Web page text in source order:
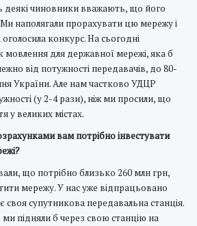
деякі чиновники вважають, що його
наполягали прорахувати цю мережу і
конкурс. На сьогодні
мовлення для державної мережі, яка б
від потужності передавачів, до 80-
України. Але нам частково УДЦР
(у 2-4 рази), ніж ми просили, що
у великих містах.
вам потрібно інвестувати
що потрібно близько 260 млн грн,
мережу. У нас уже відпрацьовано
своя супутникова передавальна станція.
ми підняли б через свою станцію на